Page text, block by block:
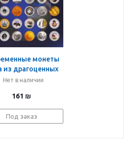
монеты
из драгоценных
1998-2008
Нет в наличии
161 ₪
Под заказ